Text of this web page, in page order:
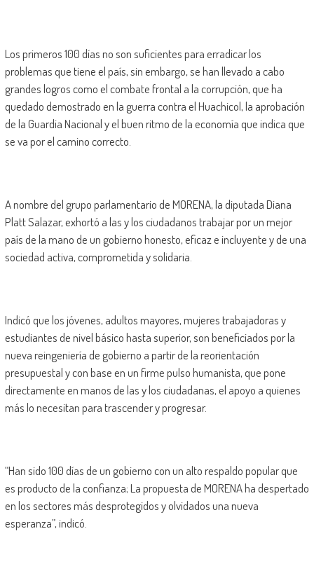
Los primeros 100 días no son suficientes para erradicar los
problemas que tiene el país, sin embargo, se han llevado a cabo
grandes logros como el combate frontal a la corrupción, que ha
quedado demostrado en la guerra contra el Huachicol, la aprobación
de la Guardia Nacional y el buen ritmo de la economía que indica que
se va por el camino correcto.
A nombre del grupo parlamentario de MORENA, la diputada Diana
Platt Salazar, exhortó a las y los ciudadanos trabajar por un mejor
país de la mano de un gobierno honesto, eficaz e incluyente y de una
sociedad activa, comprometida y solidaria.
Indicó que los jóvenes, adultos mayores, mujeres trabajadoras y
estudiantes de nivel básico hasta superior, son beneficiados por la
nueva reingeniería de gobierno a partir de la reorientación
presupuestal y con base en un firme pulso humanista, que pone
directamente en manos de las y los ciudadanas, el apoyo a quienes
más lo necesitan para trascender y progresar.
“Han sido 100 días de un gobierno con un alto respaldo popular que
es producto de la confianza; La propuesta de MORENA ha despertado
en los sectores más desprotegidos y olvidados una nueva
esperanza”, indicó.